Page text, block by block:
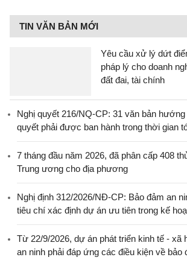
TIN VĂN BẢN MỚI
Yêu cầu xử lý dứt
pháp lý cho doanh
đất đai, tài chính
Nghị quyết 216/NQ-CP: 31 văn bản
quyết phải được ban hành trong thời gian
7 tháng đầu năm 2026, đã phân cấp 408
Trung ương cho địa phương
Nghị định 312/2026/NĐ-CP: Bảo đảm an
tiêu chí xác định dự án ưu tiên trong kế
Từ 22/9/2026, dự án phát triển kinh tế - xã
an ninh phải đáp ứng các điều kiện về bảo